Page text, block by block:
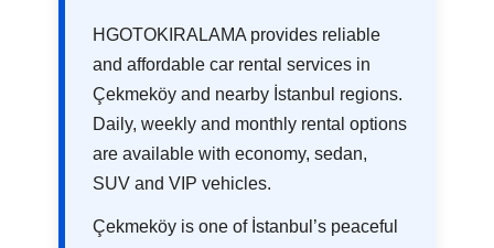
HGOTOKIRALAMA provides reliable
and affordable car rental services in
Çekmeköy and nearby İstanbul regions.
Daily, weekly and monthly rental options
are available with economy, sedan,
SUV and VIP vehicles.
Çekmeköy is one of İstanbul’s peaceful